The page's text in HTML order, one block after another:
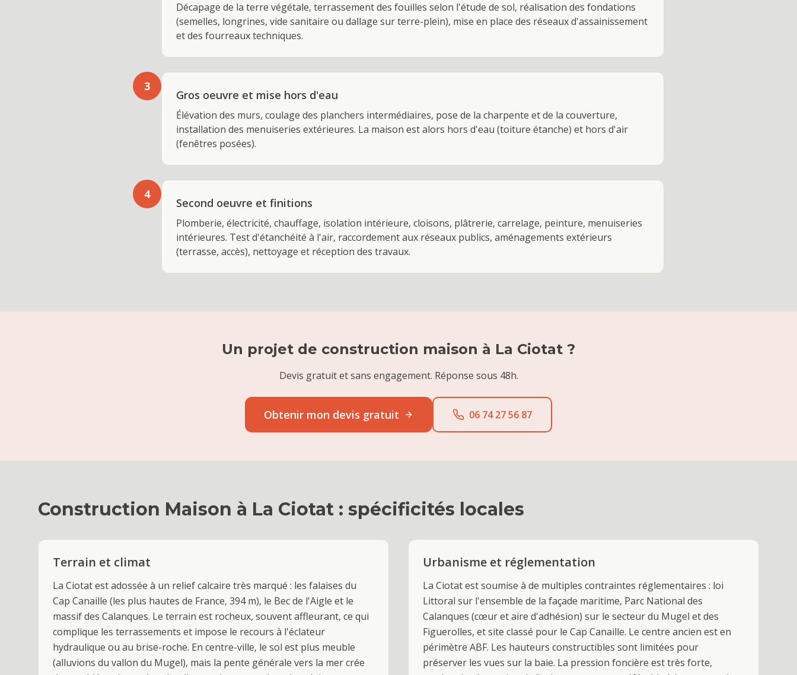
Décapage de la terre végétale, terrassement des fouilles selon l'étude de sol, réalisation des fondations
(semelles, longrines, vide sanitaire ou dallage sur terre-plein), mise en place des réseaux d'assainissement
et des fourreaux techniques.
3
Gros oeuvre et mise hors d'eau
Élévation des murs, coulage des planchers intermédiaires, pose de la charpente et de la couverture,
installation des menuiseries extérieures. La maison est alors hors d'eau (toiture étanche) et hors d'air
(fenêtres posées).
4
Second oeuvre et finitions
Plomberie, électricité, chauffage, isolation intérieure, cloisons, plâtrerie, carrelage, peinture, menuiseries
intérieures. Test d'étanchéité à l'air, raccordement aux réseaux publics, aménagements extérieurs
(terrasse, accès), nettoyage et réception des travaux.
Un projet de construction maison à La Ciotat ?
Devis gratuit et sans engagement. Réponse sous 48h.
Obtenir mon devis gratuit 06 74 27 56 87
Construction Maison à La Ciotat : spécificités locales
Terrain et climat
La Ciotat est adossée à un relief calcaire très marqué : les falaises du
Cap Canaille (les plus hautes de France, 394 m), le Bec de l'Aigle et le
massif des Calanques. Le terrain est rocheux, souvent affleurant, ce qui
complique les terrassements et impose le recours à l'éclateur
hydraulique ou au brise-roche. En centre-ville, le sol est plus meuble
(alluvions du vallon du Mugel), mais la pente générale vers la mer crée
Urbanisme et réglementation
La Ciotat est soumise à de multiples contraintes réglementaires : loi
Littoral sur l'ensemble de la façade maritime, Parc National des
Calanques (cœur et aire d'adhésion) sur le secteur du Mugel et des
Figuerolles, et site classé pour le Cap Canaille. Le centre ancien est en
périmètre ABF. Les hauteurs constructibles sont limitées pour
préserver les vues sur la baie. La pression foncière est très forte,